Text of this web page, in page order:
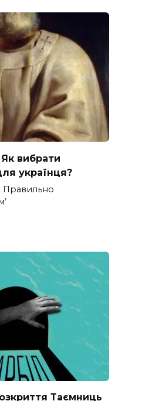
вибрати
українця?
Правильно
Таємниць